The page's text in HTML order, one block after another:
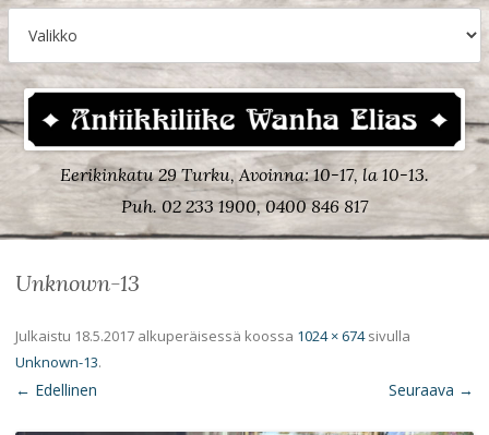
Eerikinkatu 29 Turku, Avoinna: 10-17, la 10-13.
Puh. 02 233 1900, 0400 846 817
Unknown-13
Julkaistu 18.5.2017 alkuperäisessä koossa 1024 × 674sivulla
Unknown-13.
← Edellinen Seuraava →